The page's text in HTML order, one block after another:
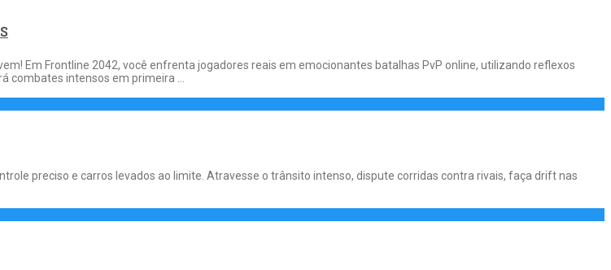
Em Frontline 2042, você enfrenta jogadores reais em emocionantes batalhas PvP online, utilizando reflexos
combates intensos em primeira …
preciso e carros levados ao limite. Atravesse o trânsito intenso, dispute corridas contra rivais, faça drift nas